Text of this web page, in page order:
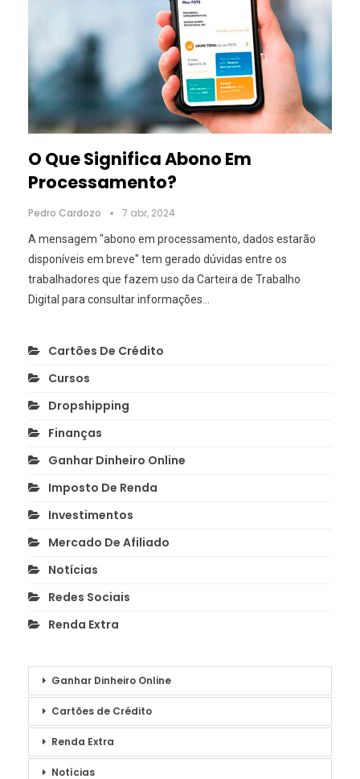
O Que Significa Abono Em
Processamento?
Pedro Cardozo 7 abr, 2024
A mensagem "abono em processamento, dados estarão
disponíveis em breve" tem gerado dúvidas entre os
trabalhadores que fazem uso da Carteira de Trabalho
Digital para consultar informações…
Cartões De Crédito
Cursos
Dropshipping
Finanças
Ganhar Dinheiro Online
Imposto De Renda
Investimentos
Mercado De Afiliado
Notícias
Redes Sociais
Renda Extra
Ganhar Dinheiro Online
Cartões de Crédito
Renda Extra
Notícias